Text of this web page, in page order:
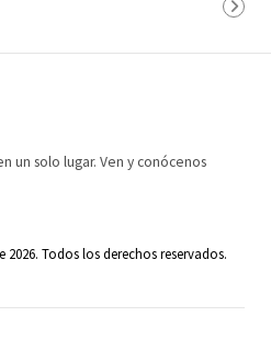
un solo lugar. Ven y conócenos
Todos los derechos reservados.